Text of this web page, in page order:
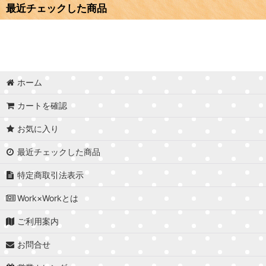
最近チェックした商品
ホーム
カートを確認
お気に入り
最近チェックした商品
特定商取引法表示
Work×Workとは
ご利用案内
お問合せ